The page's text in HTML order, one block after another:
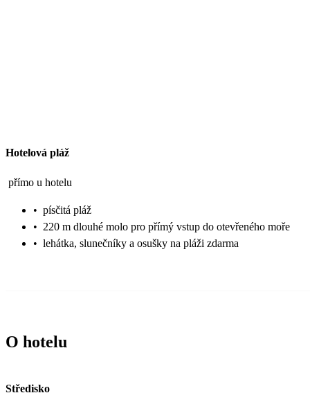
Hotelová pláž
přímo u hotelu
• písčitá pláž
• 220 m dlouhé molo pro přímý vstup do otevřeného moře
• lehátka, slunečníky a osušky na pláži zdarma
O hotelu
Středisko